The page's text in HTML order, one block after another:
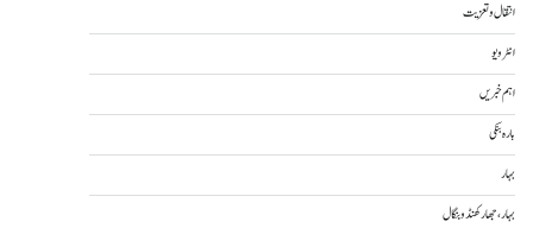
انتقال و تعزیت
انٹرویو
اہم خبریں
بارہ بنکی
بہار
بہار، جھارکھنڈ و بنگال